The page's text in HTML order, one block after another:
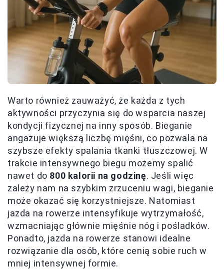
Warto również zauważyć, że każda z tych
aktywności przyczynia się do wsparcia naszej
kondycji fizycznej na inny sposób. Bieganie
angażuje większą liczbę mięśni, co pozwala na
szybsze efekty spalania tkanki tłuszczowej. W
trakcie intensywnego biegu możemy spalić
nawet do 800 kalorii na godzinę. Jeśli więc
zależy nam na szybkim zrzuceniu wagi, bieganie
może okazać się korzystniejsze. Natomiast
jazda na rowerze intensyfikuje wytrzymałość,
wzmacniając głównie mięśnie nóg i pośladków.
Ponadto, jazda na rowerze stanowi idealne
rozwiązanie dla osób, które cenią sobie ruch w
mniej intensywnej formie.